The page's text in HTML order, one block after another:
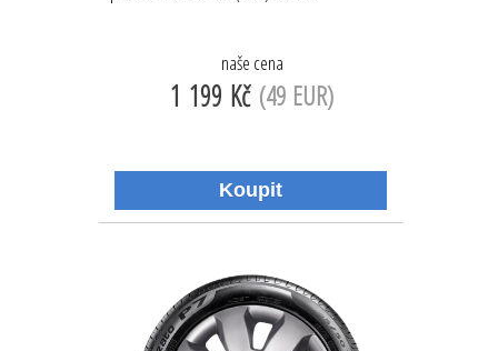
naše cena
1 199 Kč (49 EUR)